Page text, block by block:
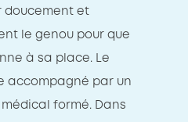
doucement et
le genou pour que
à sa place. Le
accompagné par un
formé. Dans